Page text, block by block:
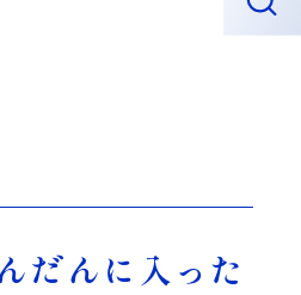
だんに入った